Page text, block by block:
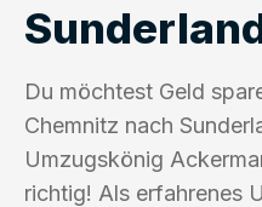
Du möchtest Geld
Chemnitz nach
Umzugskönig
richtig! Als erfahrenes